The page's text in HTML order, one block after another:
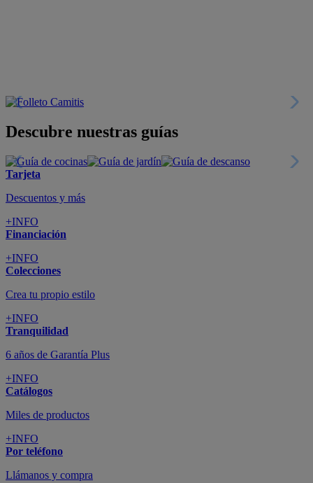
Descubre nuestras guías
Tarjeta
Descuentos y más
+INFO
Financiación
+INFO
Colecciones
Crea tu propio estilo
+INFO
Tranquilidad
6 años de Garantía Plus
+INFO
Catálogos
Miles de productos
+INFO
Por teléfono
Llámanos y compra